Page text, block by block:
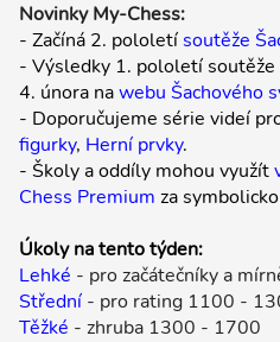
Novinky My-Chess:
- Začíná 2. pololetísoutěže
- Výsledky 1. pololetí
4. února nawebu Šachového
- Doporučujeme série videí
figurky, Herní prvky.
- Školy a oddíly mohou využít
Chess Premium za
Úkoly na tento týden:
Lehké - pro začátečníky a
Střední - pro rating 1100 -
Těžké - zhruba 1300 - 1700